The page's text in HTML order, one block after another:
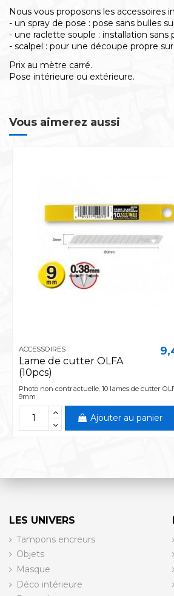
Nous vous proposons les accessoires
- un spray de pose : pose sans bulles
- une raclette souple : installation sans
- scalpel : pour une découpe propre
Prix au mètre carré.
Pose intérieure ou extérieure.
Vous aimerez aussi
ACCESSOIRES
Lame de cutter OLFA
(10pcs)
Photo non contractuelle. 10 lames de cutter
9mm
Ajouter au panier
LES UNIVERS
Tampons encreurs
Objets
Masque
Déco intérieure